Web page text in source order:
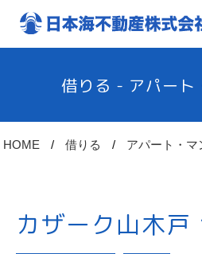
借りる - アパート
HOME 借りる アパート・マ
カザーク山木